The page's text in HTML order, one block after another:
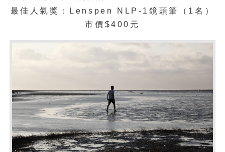
最佳人氣獎：
Lenspen NLP-1鏡頭筆（1名）
市價$400元